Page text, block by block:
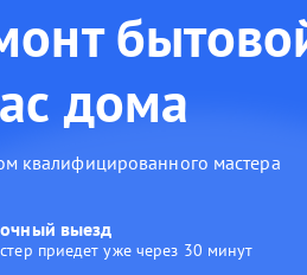
дома
квалифицированного мастера
выезд
приедет уже через 30 минут